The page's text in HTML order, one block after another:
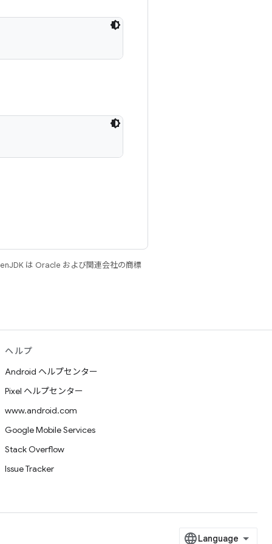
は Oracle および関連会社の商標
ヘルプ
Android ヘルプセンター
Pixel ヘルプセンター
www.android.com
Google Mobile Services
Stack Overflow
Issue Tracker